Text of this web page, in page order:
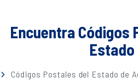
Encuentra Códigos
Estado
Códigos Postales del Estado de